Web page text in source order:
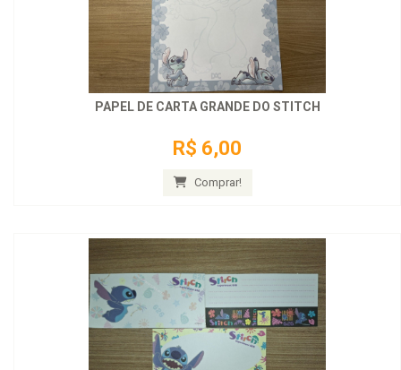
PAPEL DE CARTA GRANDE DO STITCH
R$ 6,00
Comprar!